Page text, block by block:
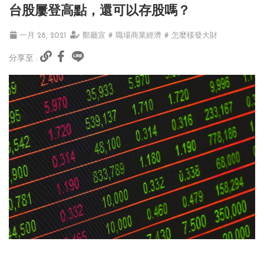
影片專區
關於我們
台股屢登高點，還可以存股嗎？
一月 28, 2021 鄭廳宜 # 職場商業經濟 # 怎麼樣發大財
分享至 :